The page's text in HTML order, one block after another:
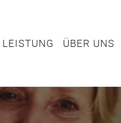
LEISTUNG ÜBER UNS